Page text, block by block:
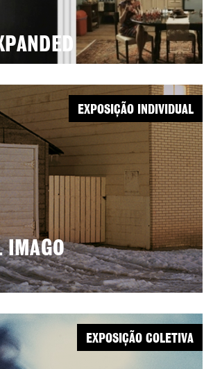
IMAGO
EXPOSIÇÃO INDIVIDUAL
EXPOSIÇÃO COLETIVA